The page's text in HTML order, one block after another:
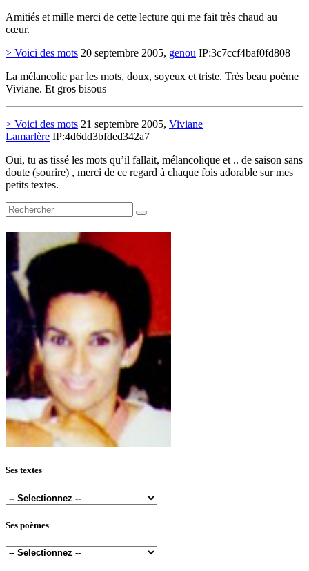
Amitiés et mille merci de cette lecture qui me fait très chaud au
cœur.
> Voici des mots 20 septembre 2005, genou IP:3c7ccf4baf0fd808
La mélancolie par les mots, doux, soyeux et triste. Très beau poème
Viviane. Et gros bisous
> Voici des mots 21 septembre 2005, Viviane
Lamarlère IP:4d6dd3bfded342a7
Oui, tu as tissé les mots qu’il fallait, mélancolique et .. de saison sans
doute (sourire) , merci de ce regard à chaque fois adorable sur mes
petits textes.
Ses textes
Ses poèmes